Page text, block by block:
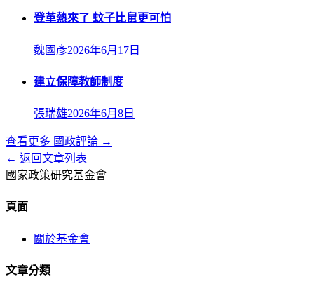
登革熱來了 蚊子比鼠更可怕
魏國彥2026年6月17日
建立保障教師制度
張瑞雄2026年6月8日
查看更多 國政評論 →
← 返回文章列表
國家政策研究基金會
頁面
關於基金會
文章分類